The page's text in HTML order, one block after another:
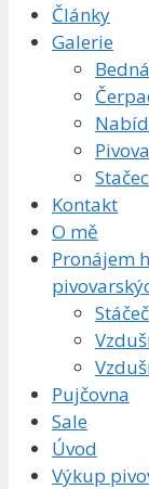
Články
Galerie
Kontakt
O mě
Pronájem
Pujčovna
Sale
Úvod
Výkup